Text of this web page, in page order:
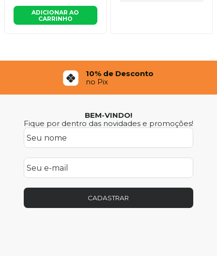
ADICIONAR AO
CARRINHO
12x Sem Juros
No Cartão de Crédito
BEM-VINDO!
Fique por dentro das novidades e promoções!
CADASTRAR